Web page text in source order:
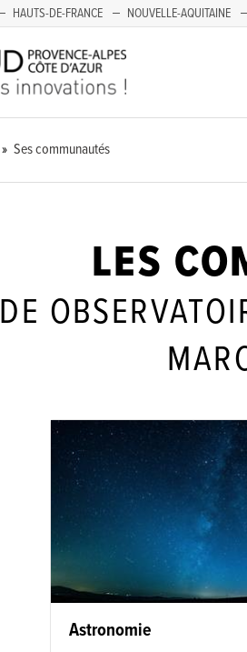
HAUTS-DE-FRANCE NOUVELLE-AQUITAINE
Ses communautés
LES
DE
Astronomie